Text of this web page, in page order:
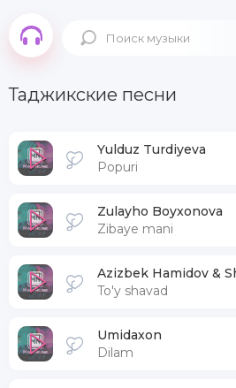
Таджикские песни
Yulduz Turdiyeva
Popuri
Zulayho Boyxonova
Zibaye mani
To'y shavad
Umidaxon
Dilam